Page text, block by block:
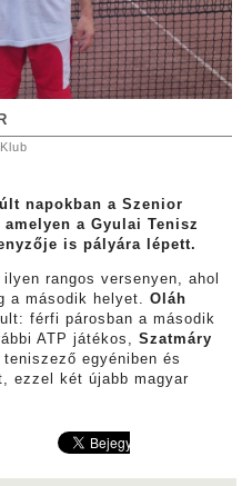
napokban a Szenior
a Gyulai Tenisz
is pályára lépett.
rangos versenyen, ahol
a második helyet. Oláh
férfi párosban a második
ATP játékos, Szatmáry
egyéniben és
ezzel két újabb magyar